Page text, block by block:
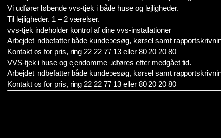
Vi udfører løbende vvs-tjek i både huse og lejligheder.
Til lejligheder. 1 – 2 værelser.
vvs-tjek indeholder kontrol af dine vvs-installationer
Arbejdet indbefatter både kundebesøg, kørsel samt
Kontakt os for pris, ring 22 22 77 13 eller 80 20 20 80
VVS-tjek i huse og ejendomme udføres efter medgået tid.
Arbejdet indbefatter både kundebesøg, kørsel samt
Kontakt os for pris, ring 22 22 77 13 eller 80 20 20 80